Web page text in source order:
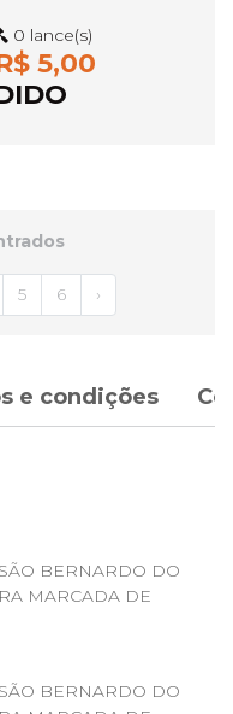
0 lance(s)
5,00
5 6 ›
e condições
BERNARDO DO
MARCADA DE
BERNARDO DO